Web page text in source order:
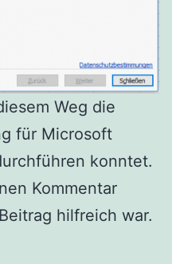
Weg die
für Microsoft
konntet.
Kommentar
hilfreich war.